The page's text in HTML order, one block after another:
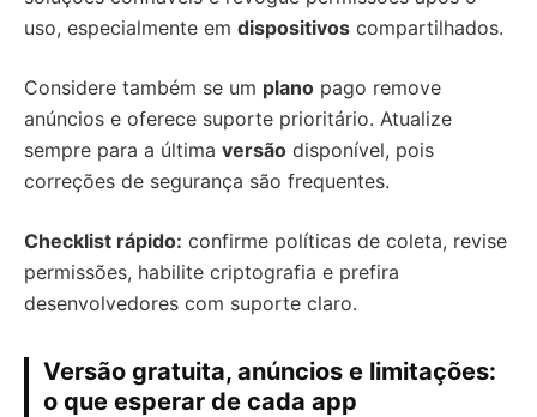
uso, especialmente em dispositivos compartilhados.
Considere também se um plano pago remove
anúncios e oferece suporte prioritário. Atualize
sempre para a última versão disponível, pois
correções de segurança são frequentes.
Checklist rápido: confirme políticas de coleta, revise
permissões, habilite criptografia e prefira
desenvolvedores com suporte claro.
Versão gratuita, anúncios e limitações:
o que esperar de cada app